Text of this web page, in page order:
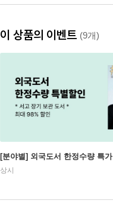
이 상품의 이벤트 (9개)
[분야별] 외국도서 한정수량 특
상시